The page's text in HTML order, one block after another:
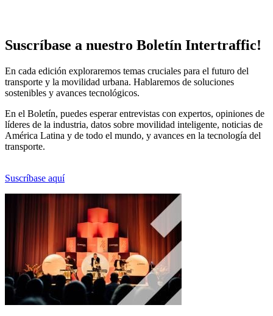
Suscríbase a nuestro Boletín Intertraffic!
En cada edición exploraremos temas cruciales para el futuro del
transporte y la movilidad urbana. Hablaremos de soluciones
sostenibles y avances tecnológicos.
En el Boletín, puedes esperar entrevistas con expertos, opiniones de
líderes de la industria, datos sobre movilidad inteligente, noticias de
América Latina y de todo el mundo, y avances en la tecnología del
transporte.
Suscríbase aquí